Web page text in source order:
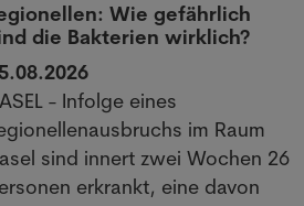
Wie gefährlich
die Bakterien wirklich?
- Infolge eines
im Raum
sind innert zwei Wochen 26
erkrankt, eine davon